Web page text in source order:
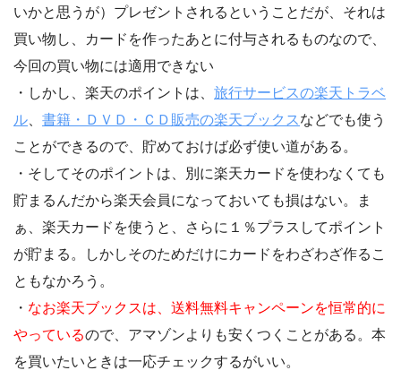
いかと思うが）プレゼントされるということだが、それは
買い物し、カードを作ったあとに付与されるものなので、
今回の買い物には適用できない
・しかし、楽天のポイントは、 旅行サービスの楽天トラベ
ル
書籍・ＤＶＤ・ＣＤ販売の楽天ブックス などでも使う
ことができるので、貯めておけば必ず使い道がある。
・そしてそのポイントは、別に楽天カードを使わなくても
貯まるんだから楽天会員になっておいても損はない。ま
ぁ、楽天カードを使うと、さらに１％プラスしてポイント
が貯まる。しかしそのためだけにカードをわざわざ作るこ
ともなかろう。
・ なお楽天ブックスは、送料無料キャンペーンを恒常的に
やっているので、アマゾンよりも安くつくことがある。本
を買いたいときは一応チェックするがいい。